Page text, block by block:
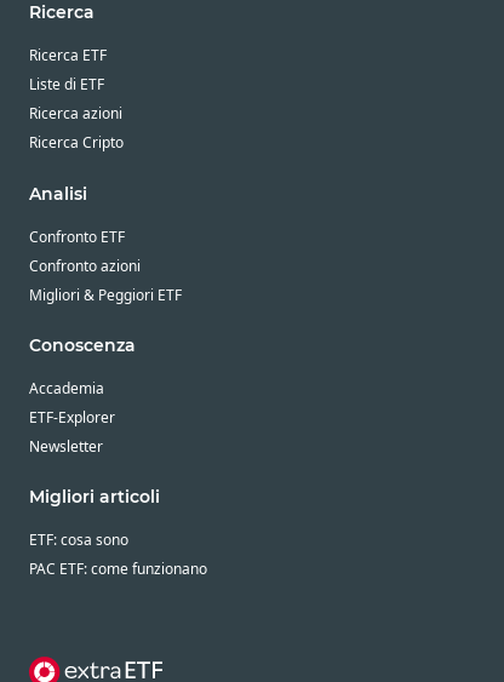
Ricerca
Ricerca ETF
Liste di ETF
Ricerca azioni
Ricerca Cripto
Analisi
Confronto ETF
Confronto azioni
Migliori & Peggiori ETF
Conoscenza
Accademia
ETF-Explorer
Newsletter
Migliori articoli
ETF: cosa sono
PAC ETF: come funzionano